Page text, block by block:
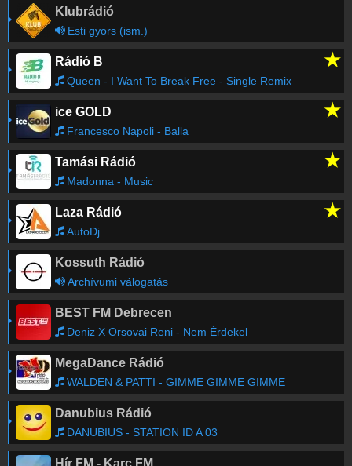
Klubrádió
Esti gyors (ism.)
Rádió B ★
Queen - I Want To Break Free - Single Remix
ice GOLD ★
Francesco Napoli - Balla
Tamási Rádió ★
Madonna - Music
Laza Rádió ★
AutoDj
Kossuth Rádió
Archívumi válogatás
BEST FM Debrecen
Deniz X Orsovai Reni - Nem Érdekel
MegaDance Rádió
WALDEN & PATTI - GIMME GIMME GIMME
Danubius Rádió
DANUBIUS - STATION ID A 03
Hír FM - Karc FM